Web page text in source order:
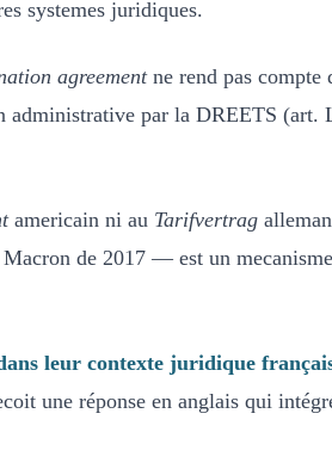
systemes juridiques.
agreementne rend pas compte
par la DREETS (art.
americain ni au Tarifvertrag
de 2017 — est un
leur contexte juridique
une réponse en anglais qui